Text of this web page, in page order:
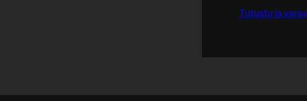
Tutustu ja